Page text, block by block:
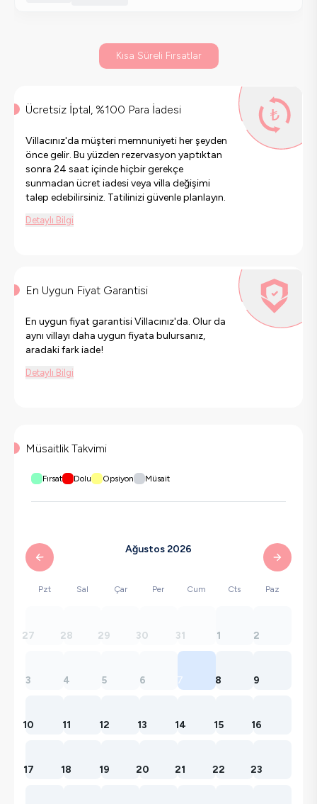
Kısa Süreli Fırsatlar
Ücretsiz İptal, %100 Para İadesi
Villacınız'da müşteri memnuniyeti her şeyden
önce gelir. Bu yüzden rezervasyon yaptıktan
sonra 24 saat içinde hiçbir gerekçe
sunmadan ücret iadesi veya villa değişimi
talep edebilirsiniz. Tatilinizi güvenle planlayın.
Detaylı Bilgi
En Uygun Fiyat Garantisi
En uygun fiyat garantisi Villacınız'da. Olur da
aynı villayı daha uygun fiyata bulursanız,
aradaki fark iade!
Detaylı Bilgi
Müsaitlik Takvimi
Fırsat Dolu Opsiyon Müsait
Ağustos 2026
Pzt Sal Çar Per Cum Cts Paz
27 28 29 30 31 1 2
3 4 5 6 7 8 9
10 11 12 13 14 15 16
17 18 19 20 21 22 23